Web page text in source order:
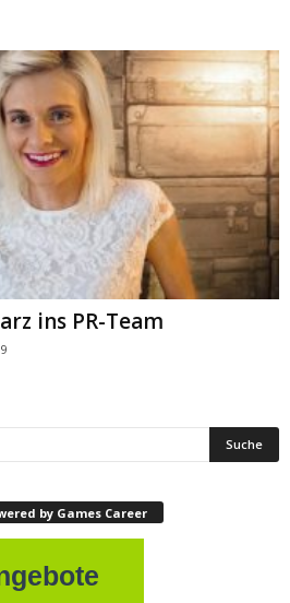
ins PR-Team
by Games Career